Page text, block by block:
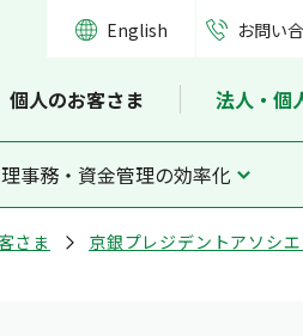
English お問い
個人のお客さま 法人・個
事務・資金管理の効率化
さま 京銀プレジデントアソシ